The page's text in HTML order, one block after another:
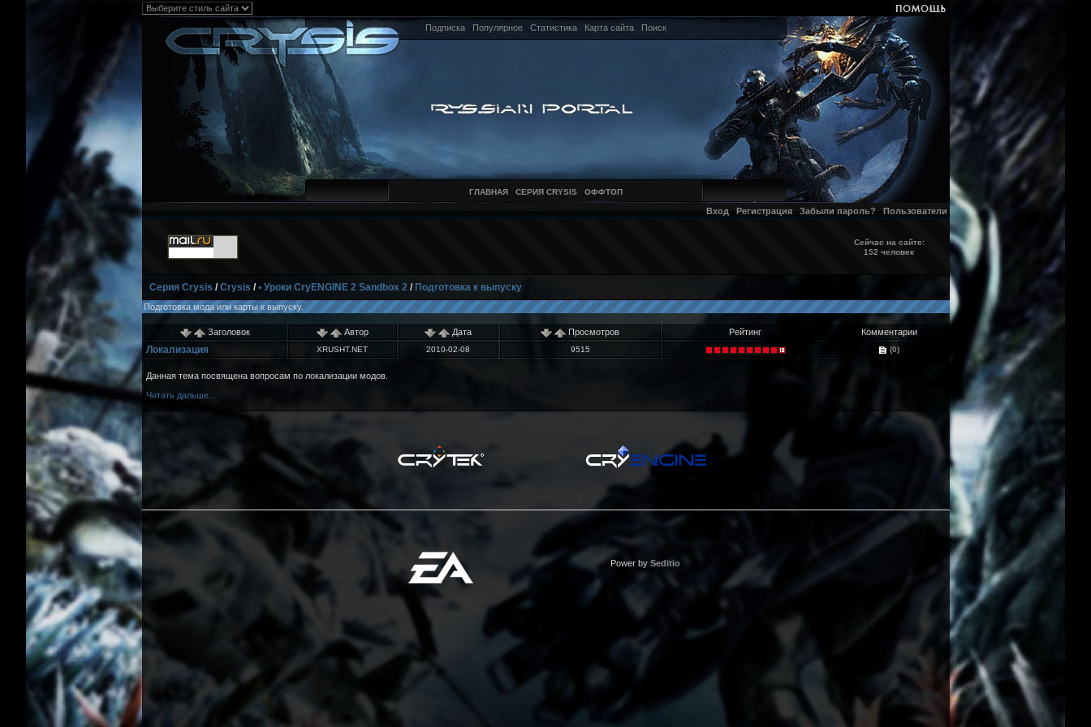
Подписка Популярное Статистика Карта сайта Поиск
ГЛАВНАЯ СЕРИЯ CRYSIS ОФФТОП
Вход Регистрация Забыли пароль? Пользователи
Сейчас на сайте:
152 человек
Серия Crysis /Crysis /• Уроки CryENGINE 2 Sandbox 2 / Подготовка к выпуску
Подготовка мода или карты к выпуску.
Заголовок Автор Дата Просмотров Рейтинг Комментарии
Локализация XRUSHT.NET 2010-02-08 9515 (0)
Данная тема посвящена вопросам по локализации модов.
Читать дальше...
Power by Seditio